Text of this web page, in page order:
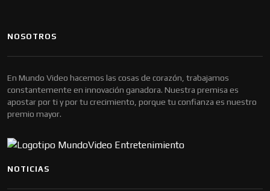
NOSOTROS
En Mundo Video hacemos las cosas de corazón, trabajamos
constantemente en innovación ganadora. Nuestra premisa es
apostar por ti y por tu crecimiento, porque tu confianza es nuestro
premio mayor.
NOTICIAS